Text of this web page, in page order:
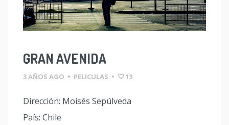
GRAN AVENIDA
3 AÑOS AGO • PELICULAS • 13
Dirección: Moisés Sepúlveda
País: Chile